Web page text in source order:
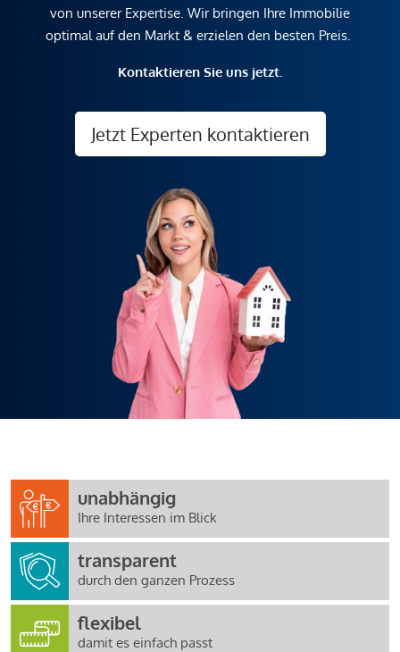
von unserer Expertise. Wir bringen Ihre Immobilie
optimal auf den Markt & erzielen den besten Preis.
Kontaktieren Sie uns jetzt.
Jetzt Experten kontaktieren
unabhängig
Ihre Interessen im Blick
transparent
durch den ganzen Prozess
flexibel
damit es einfach passt